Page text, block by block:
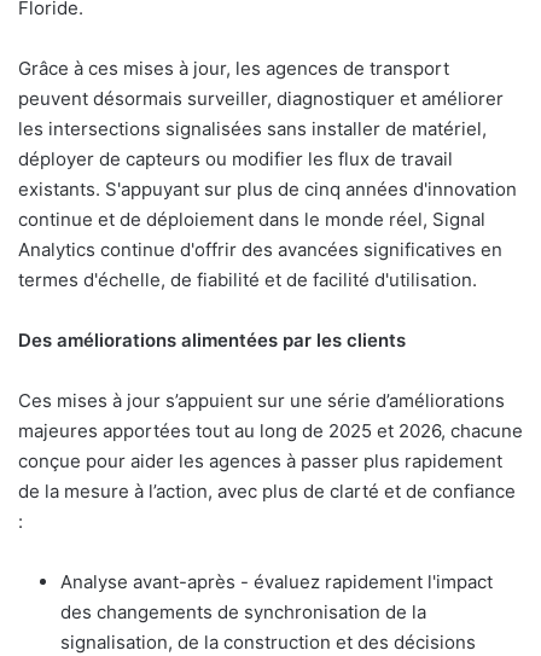
Floride.
Grâce à ces mises à jour, les agences de transport
peuvent désormais surveiller, diagnostiquer et améliorer
les intersections signalisées sans installer de matériel,
déployer de capteurs ou modifier les flux de travail
existants. S'appuyant sur plus de cinq années d'innovation
continue et de déploiement dans le monde réel, Signal
Analytics continue d'offrir des avancées significatives en
termes d'échelle, de fiabilité et de facilité d'utilisation.
Des améliorations alimentées par les clients
Ces mises à jour s’appuient sur une série d’améliorations
majeures apportées tout au long de 2025 et 2026, chacune
conçue pour aider les agences à passer plus rapidement
de la mesure à l’action, avec plus de clarté et de confiance
:
Analyse avant-après - évaluez rapidement l'impact
des changements de synchronisation de la
signalisation, de la construction et des décisions